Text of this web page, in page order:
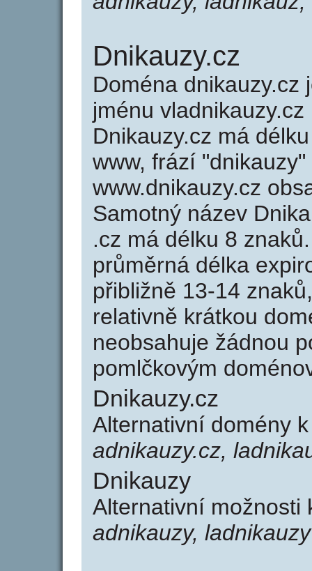
Dnikauzy.cz
Doména dnikauzy.cz
jménu
Dnikauzy.cz má
www, frází
www.dnikauzy.cz
Samotný název
.cz má délku 8
průměrná délka
přibližně 13-14
relativně krátkou
neobsahuje žádnou
pomlčkovým
Dnikauzy.cz
Alternativní domény
adnikauzy.cz,
Dnikauzy
Alternativní možnosti
adnikauzy, ladnikauzy